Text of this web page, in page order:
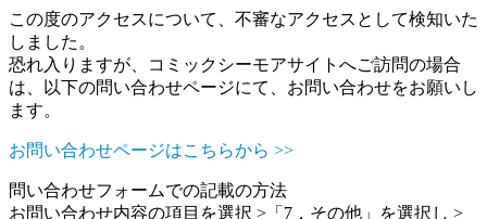
この度のアクセスについて、不審なアクセスとして検知いた
しました。
恐れ入りますが、コミックシーモアサイトへご訪問の場合
は、以下の問い合わせページにて、お問い合わせをお願いし
ます。
お問い合わせページはこちらから >>
問い合わせフォームでの記載の方法
お問い合わせ内容の項目を選択 >「7．その他」を選択し >